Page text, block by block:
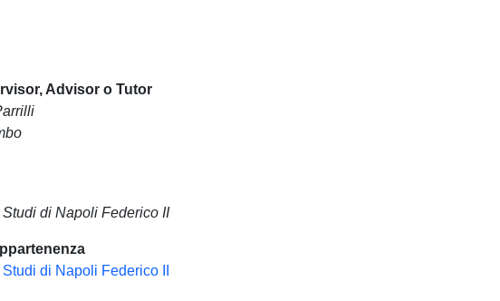
Advisor o Tutor
di Napoli Federico II
di Napoli Federico II